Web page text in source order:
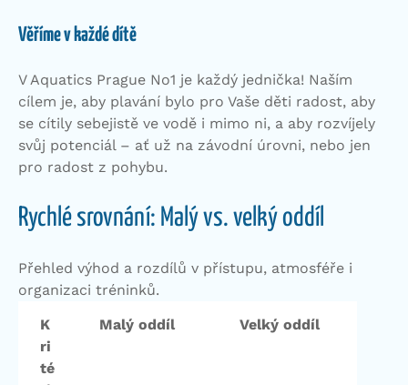
Věříme v každé dítě
V Aquatics Prague No1 je každý jednička! Naším
cílem je, aby plavání bylo pro Vaše děti radost, aby
se cítily sebejistě ve vodě i mimo ni, a aby rozvíjely
svůj potenciál – ať už na závodní úrovni, nebo jen
pro radost z pohybu.
Rychlé srovnání: Malý vs. velký oddíl
Přehled výhod a rozdílů v přístupu, atmosféře i
organizaci tréninků.
K
ri
té
Malý oddíl Velký oddíl